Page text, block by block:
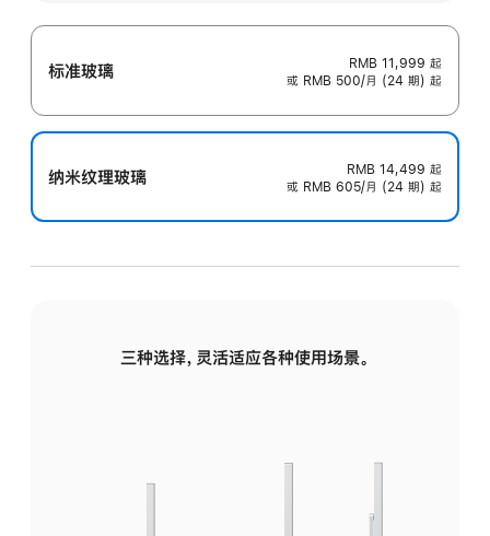
标准玻璃 RMB 11,999 起
或 RMB 500/月 (24 期) 起
纳米纹理玻璃 RMB 14,499 起
或 RMB 605/月 (24 期) 起
三种选择，灵活适应各种使用场景。